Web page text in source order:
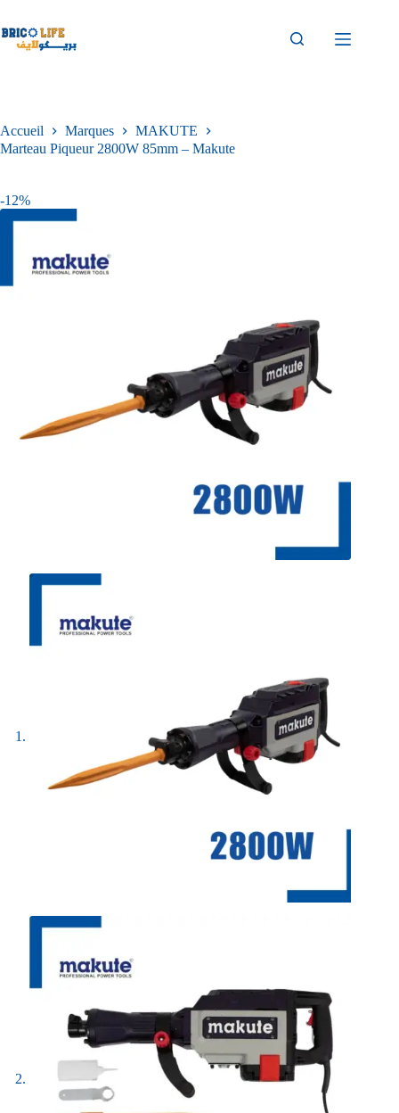
Accueil Marques
MAKUTE
Marteau Piqueur 2800W 85mm – Makute
-12%